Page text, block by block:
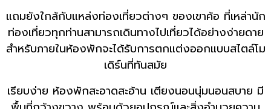
แถมยังใกล้กับแหล่งท่องเที่ยวต่างๆ ของเขาค้อ ที่เหล่านัก
ท่องเที่ยวทุกท่านสามารถเดินทางไปเที่ยวได้อย่างง่ายดาย
สำหรับภายในห้องพักจะได้รับการตกแต่งออกแบบสไตล์โม
เดิร์นที่ทันสมัย
เรียบง่าย ห้องพักสะอาดสะอ้าน เตียงนอนนุ่มนอนสบาย มี